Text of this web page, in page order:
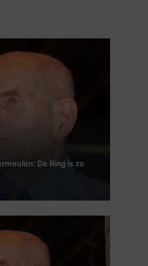
De Ring is zo